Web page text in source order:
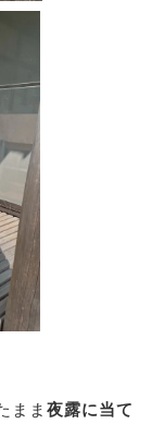
まま夜露に当て